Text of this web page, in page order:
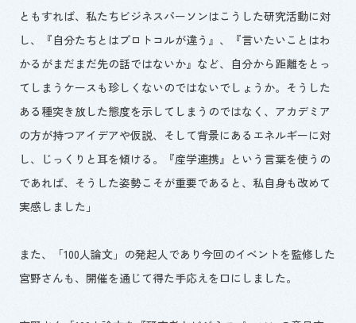
ともすれば、私たちビジネスパーソンはこうした研究活動に対
し、『自分たちとはプロトコルが違う』、『言いたいことはわ
かるがまだまだ先の話ではないか』など、自分から距離をとっ
てしまうケースも珍しくないのではないでしょうか。そうした
ある種突き放した態度を示してしまうのではなく、アカデミア
の方が持つアイデアや仮説、そして背景にあるエネルギーに対
し、じっくりと耳を傾ける。『産学連携』という言葉を使うの
であれば、そうした姿勢こそが重要であると、私自身も改めて
実感しました」
また、「100人論文」の発起人であり今回のイベントを監修した
宮野さんも、開催を通じて得た手応えを口にしました。